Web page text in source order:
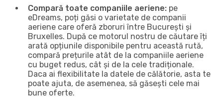
Compară toate companiile aeriene: pe
eDreams, poți găsi o varietate de companii
aeriene care oferă zboruri între București și
Bruxelles. După ce motorul nostru de căutare îți
arată opțiunile disponibile pentru această rută,
compară prețurile atât de la companiile aeriene
cu buget redus, cât și de la cele tradiționale.
Daca ai flexibilitate la datele de călătorie, asta te
poate ajuta, de asemenea, să găsești cele mai
bune oferte.